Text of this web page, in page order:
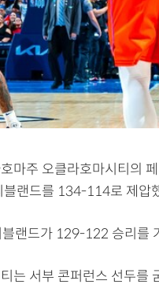
마주 오클라호마시티의
랜드를 134-114로 제압
랜드가 129-122 승리를
는 서부 콘퍼런스 선두를